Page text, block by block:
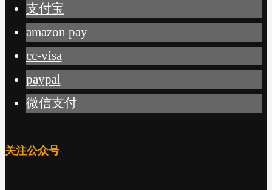
支付宝
amazon pay
cc-visa
paypal
微信支付
关注公众号